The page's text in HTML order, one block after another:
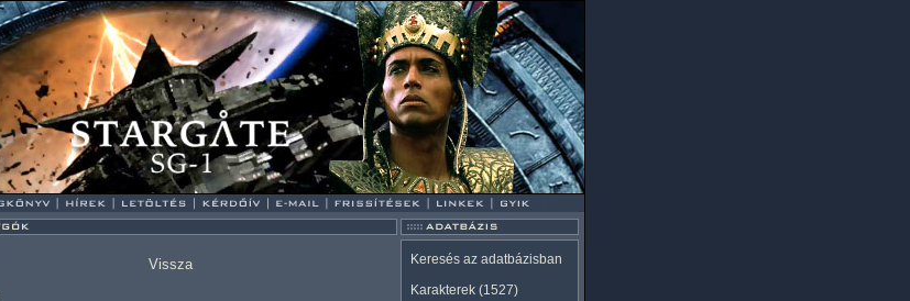
Vissza
Keresés az adatbázisban
Karakterek (1527)